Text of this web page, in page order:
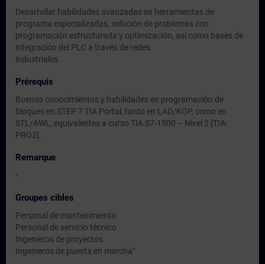
Desarrollar habilidades avanzadas en herramientas de
programa especializadas, solución de problemas con
programación estructurada y optimización, así como bases de
integración del PLC a través de redes
industriales.
Prérequis
Buenos conocimientos y habilidades en programación de
bloques en STEP 7 TIA Portal, tanto en LAD/KOP, como en
STL/AWL, equivalentes a curso TIA S7-1500 – Nivel 2 [TIA-
PRO2].
Remarque
-
Groupes cibles
Personal de mantenimiento
Personal de servicio técnico
Ingenieros de proyectos
Ingenieros de puesta en marcha"